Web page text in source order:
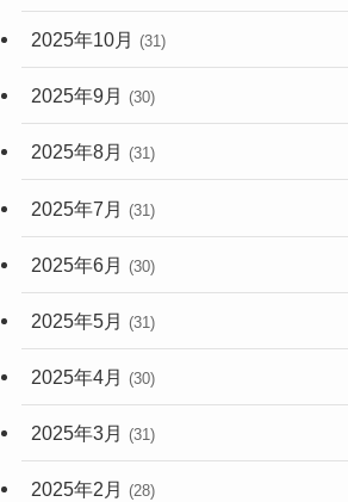
2025年10月 (31)
2025年9月 (30)
2025年8月 (31)
2025年7月 (31)
2025年6月 (30)
2025年5月 (31)
2025年4月 (30)
2025年3月 (31)
2025年2月 (28)